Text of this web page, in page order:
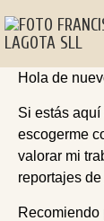
Hola de
Si estás
escogerme
valorar mi
reportajes de
Recomiendo